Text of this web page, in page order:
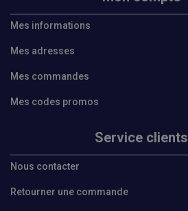
Mes informations
Mes adresses
Mes commandes
Mes codes promos
Service clients
Nous contacter
Retourner une commande